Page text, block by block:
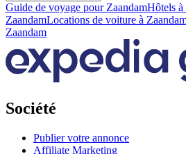
Guide de voyage pour ZaandamHôtels à
ZaandamLocations de voiture à
Zaandam
Société
Publier votre annonce
Affiliate Marketing